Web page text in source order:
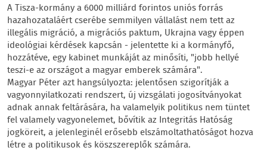
A Tisza-kormány a 6000 milliárd forintos uniós forrás
hazahozataláért cserébe semmilyen vállalást nem tett az
illegális migráció, a migrációs paktum, Ukrajna vagy éppen
ideológiai kérdések kapcsán - jelentette ki a kormányfő,
hozzátéve, egy kabinet munkáját az minősíti, "jobb hellyé
teszi-e az országot a magyar emberek számára".
Magyar Péter azt hangsúlyozta: jelentősen szigorítják a
vagyonnyilatkozati rendszert, új vizsgálati jogosítványokat
adnak annak feltárására, ha valamelyik politikus nem tüntet
fel valamely vagyonelemet, bővítik az Integritás Hatóság
jogköreit, a jelenleginél erősebb elszámoltathatóságot hozva
létre a politikusok és köszszereplők számára.